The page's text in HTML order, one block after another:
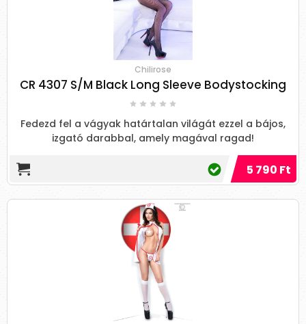
Chilirose
CR 4307 S/M Black Long Sleeve Bodystocking
Fedezd fel a vágyak határtalan világát ezzel a bájos,
izgató darabbal, amely magával ragad!
5 790 Ft